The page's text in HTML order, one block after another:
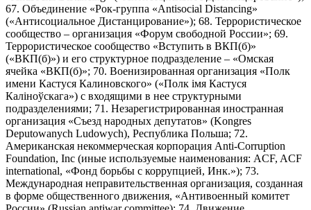
67. Объединение «Рок-группа «Antisocial Distancing»
(«Антисоциальное Дистанцирование»); 68. Террористическое
сообщество – организация «Форум свободной России»; 69.
Террористическое сообщество «Вступить в ВКП(б)»
(«ВКП(б)») и его структурное подразделение – «Омская
ячейка «ВКП(б)»; 70. Военизированная организация «Полк
имени Кастуся Калиновского» («Полк iмя Кастуся
Калiноўскага») с входящими в нее структурными
подразделениями; 71. Незарегистрированная иностранная
организация «Съезд народных депутатов» (Kongres
Deputowanych Ludowych), Республика Польша; 72.
Американская некоммерческая корпорация Anti-Corruption
Foundation, Inc (иные используемые наименования: ACF, ACF
international, «Фонд борьбы с коррупцией, Инк.»); 73.
Международная неправительственная организация, созданная
в форме общественного движения, «Антивоенный комитет